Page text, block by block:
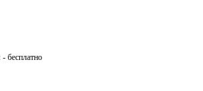
бесплатно